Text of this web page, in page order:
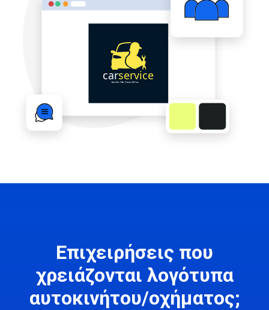
Επιχειρήσεις που
χρειάζονται λογότυπα
αυτοκινήτου/οχήματος;